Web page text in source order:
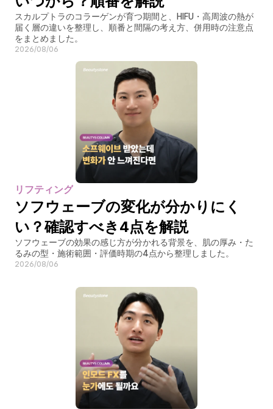
スカルプトラのコラーゲンが育つ期間と、HIFU・高周波の熱が
届く層の違いを整理し、順番と間隔の考え方、併用時の注意点
をまとめました。
2026/08/06
リフティング
ソフウェーブの変化が分かりにく
い？確認すべき4点を解説
ソフウェーブの効果の感じ方が分かれる背景を、肌の厚み・た
るみの型・施術範囲・評価時期の4点から整理しました。
2026/08/06